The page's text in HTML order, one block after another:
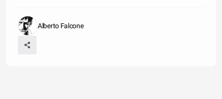
Alberto Falcone